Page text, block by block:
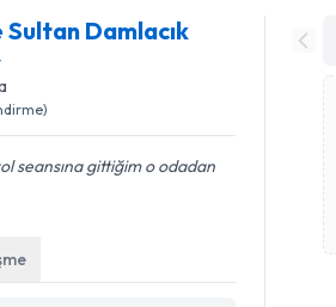
Sultan Damlacık
seansına gittiğim o odadan